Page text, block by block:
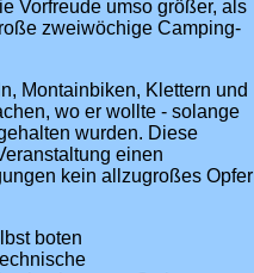
Vorfreude umso größer, als
zweiwöchige Camping-
Montainbiken, Klettern und
wo er wollte - solange
wurden. Diese
einen
kein allzugroßes Opfer
boten